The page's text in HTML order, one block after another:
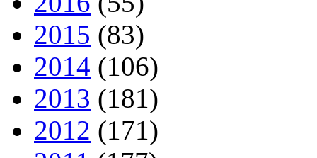
2015 (83)
2014 (106)
2013 (181)
2012 (171)